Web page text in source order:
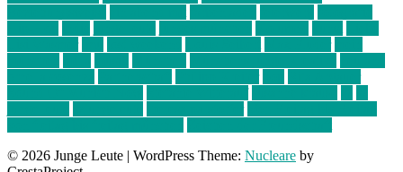
© 2026 Junge Leute | WordPress Theme: Nucleare by